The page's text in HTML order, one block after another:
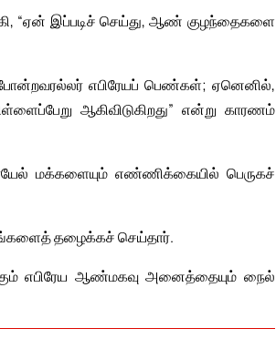
“ஏன் இப்படிச் செய்து, ஆண் குழந்தைகளை
எபிரேயப் பெண்கள்; ஏனெனில்,
ஆகிவிடுகிறது” என்று காரணம்
மக்களையும் எண்ணிக்கையில் பெருகச்
தழைக்கச் செய்தார்.
எபிரேய ஆண்மகவு அனைத்தையும் நைல்